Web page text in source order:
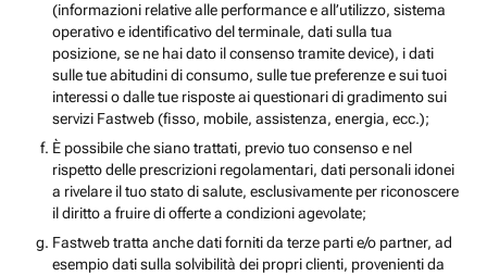
(informazioni relative alle performance e all’utilizzo, sistema
operativo e identificativo del terminale, dati sulla tua
posizione, se ne hai dato il consenso tramite device), i dati
sulle tue abitudini di consumo, sulle tue preferenze e sui tuoi
interessi o dalle tue risposte ai questionari di gradimento sui
servizi Fastweb (fisso, mobile, assistenza, energia, ecc.);
È possibile che siano trattati, previo tuo consenso e nel
rispetto delle prescrizioni regolamentari, dati personali idonei
a rivelare il tuo stato di salute, esclusivamente per riconoscere
il diritto a fruire di offerte a condizioni agevolate;
Fastweb tratta anche dati forniti da terze parti e/o partner, ad
esempio dati sulla solvibilità dei propri clienti, provenienti da